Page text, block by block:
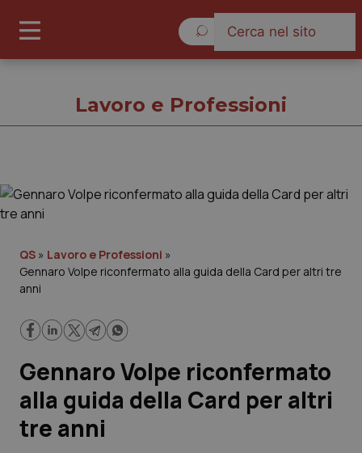
Governo e Parlamento
Regioni e Asl
Lavoro e Professioni
Scienza e Farmaci
Studi e Analisi
Lavoro e Professioni
QS » Lavoro e Professioni »
Gennaro Volpe riconfermato alla guida della Card per altri tre
anni
Gennaro Volpe riconfermato
alla guida della Card per altri
tre anni